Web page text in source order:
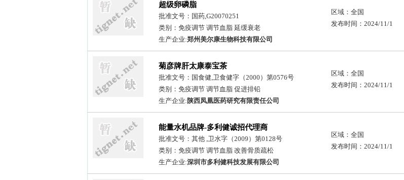
超级卵磷脂
批准文号：国药,G20070251
类别：免疫调节 调节血脂 延缓衰老
生产企业:郑州美尔康生物科技有限公司
区域：全国
发布时间：2024/11/1
菊彦牌肝太康泰宝茶
批准文号：国食健,卫食健字（2000）第0576号
类别：免疫调节 调节血脂 促进排铅
生产企业: 陕西凤凰医药研究有限责任公司
区域：全国
发布时间：2024/11/1
能量水机品牌-多利健诚招代理商
批准文号：其他 ,卫水字（2009）第0128号
类别：免疫调节 调节血脂 改善骨质疏松
生产企业:深圳市多利健科技发展有限公司
区域：全国
发布时间：2024/11/1